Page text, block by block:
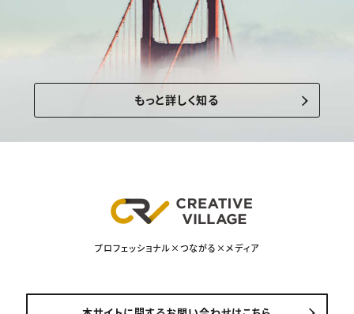
もっと詳しく知る
プロフェッショナル×つながる×メディア